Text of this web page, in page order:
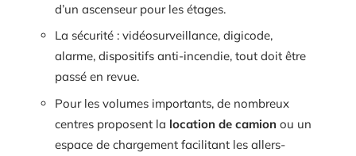
d’un ascenseur pour les étages.
La sécurité : vidéosurveillance, digicode,
alarme, dispositifs anti-incendie, tout doit être
passé en revue.
Pour les volumes importants, de nombreux
centres proposent la location de camion ou un
espace de chargement facilitant les allers-